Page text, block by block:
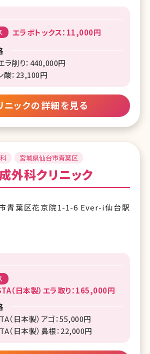
エラボトックス：11,000円
ラ削り：440,000円
酸：23,100円
ニックの詳細を見る
宮城県仙台市青葉区
外科クリニック
青葉区花京院1-1-6 Ever-i仙台駅
（日本製）エラ取り：165,000円
（日本製）アゴ：55,000円
（日本製）鼻根：22,000円